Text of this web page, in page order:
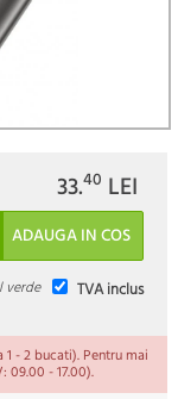
33.40 LEI
TVA inclus
verde
- 2 bucati). Pentru mai
09.00 - 17.00).